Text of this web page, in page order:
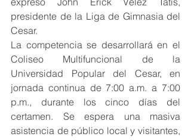
presidente de la Liga de Gimnasia del
Cesar.
La competencia se desarrollará en el
Coliseo Multifuncional de la
Universidad Popular del Cesar, en
jornada continua de 7:00 a.m. a 7:00
p.m., durante los cinco días del
certamen. Se espera una masiva
asistencia de público local y visitantes,